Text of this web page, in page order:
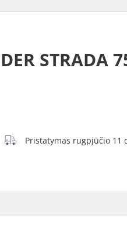
STRADA
Pristatymas rugpjūčio 11